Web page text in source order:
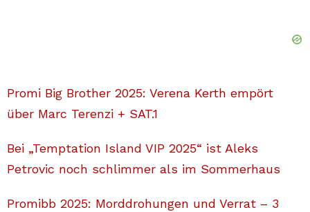
Promi Big Brother 2025: Verena Kerth empört
über Marc Terenzi + SAT.1
Bei „Temptation Island VIP 2025“ ist Aleks
Petrovic noch schlimmer als im Sommerhaus
Promibb 2025: Morddrohungen und Verrat – 3